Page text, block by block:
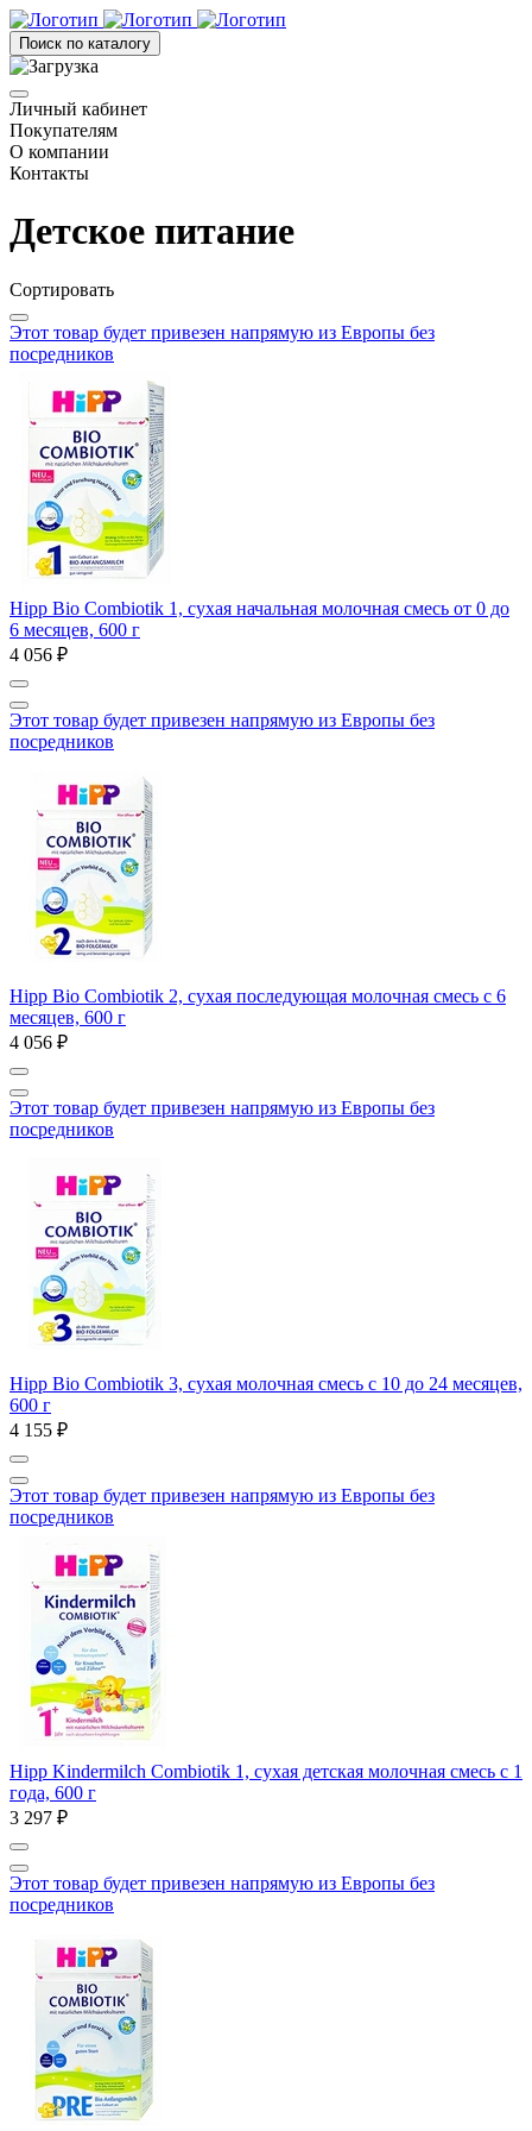
Поиск по каталогу
Личный кабинет
Покупателям
О компании
Контакты
Детское питание
Сортировать
Этот товар будет привезен напрямую из Европы без
посредников
Hipp Bio Combiotik 1, сухая начальная молочная смесь от 0 до
6 месяцев, 600 г
4 056 ₽
Этот товар будет привезен напрямую из Европы без
посредников
Hipp Bio Combiotik 2, сухая последующая молочная смесь с 6
месяцев, 600 г
4 056 ₽
Этот товар будет привезен напрямую из Европы без
посредников
Hipp Bio Combiotik 3, сухая молочная смесь с 10 до 24 месяцев,
600 г
4 155 ₽
Этот товар будет привезен напрямую из Европы без
посредников
Hipp Kindermilch Combiotik 1, сухая детская молочная смесь с 1
года, 600 г
3 297 ₽
Этот товар будет привезен напрямую из Европы без
посредников